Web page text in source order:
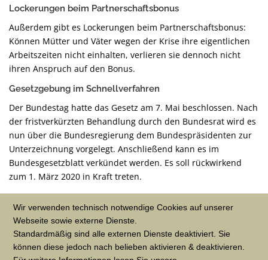
Lockerungen beim Partnerschaftsbonus
Außerdem gibt es Lockerungen beim Partnerschaftsbonus:
Können Mütter und Väter wegen der Krise ihre eigentlichen
Arbeitszeiten nicht einhalten, verlieren sie dennoch nicht
ihren Anspruch auf den Bonus.
Gesetzgebung im Schnellverfahren
Der Bundestag hatte das Gesetz am 7. Mai beschlossen. Nach
der fristverkürzten Behandlung durch den Bundesrat wird es
nun über die Bundesregierung dem Bundespräsidenten zur
Unterzeichnung vorgelegt. Anschließend kann es im
Bundesgesetzblatt verkündet werden. Es soll rückwirkend
zum 1. März 2020 in Kraft treten.
VERÖFFENTLICHT INCORONA-KRISE
Wir verwenden technisch notwendige Cookies auf unserer
Webseite sowie externe Dienste.
Standardmäßig sind alle externen Dienste deaktiviert. Sie
können diese jedoch nach belieben aktivieren & deaktivieren.